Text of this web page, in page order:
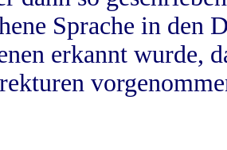
Sprache in
erkannt wurde,